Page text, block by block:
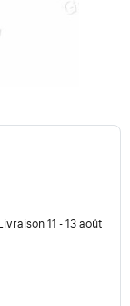
11 - 13 août